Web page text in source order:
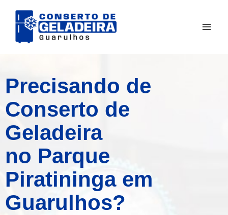
para
Precisando de
Conserto de
Geladeira
no Parque
Piratininga em
Guarulhos?